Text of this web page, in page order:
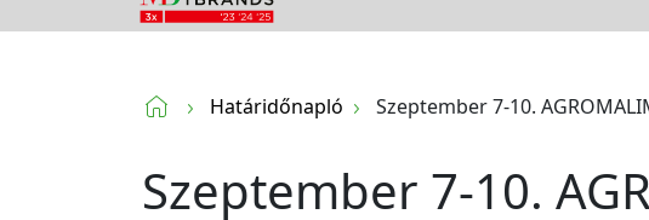
Határidőnapló Szeptember 7-10.
Szeptember 7-10.